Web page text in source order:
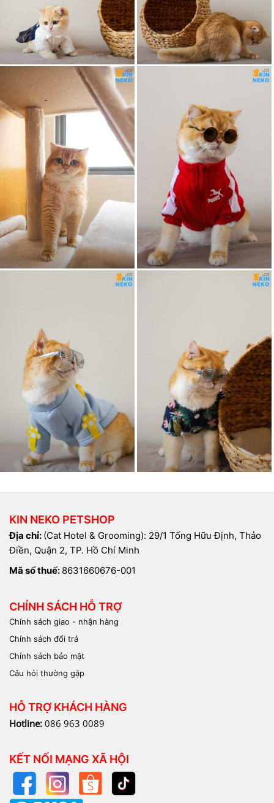
KIN NEKO PETSHOP
Địa chỉ: (Cat Hotel & Grooming): 29/1 Tống Hữu Định, Thảo
Điền, Quận 2, TP. Hồ Chí Minh
Mã số thuế: 8631660676-001
CHÍNH SÁCH HỖ TRỢ
Chính sách giao - nhận hàng
Chính sách đổi trả
Chính sách bảo mật
Câu hỏi thường gặp
HỖ TRỢ KHÁCH HÀNG
Hotline: 086 963 0089
KẾT NỐI MẠNG XÃ HỘI